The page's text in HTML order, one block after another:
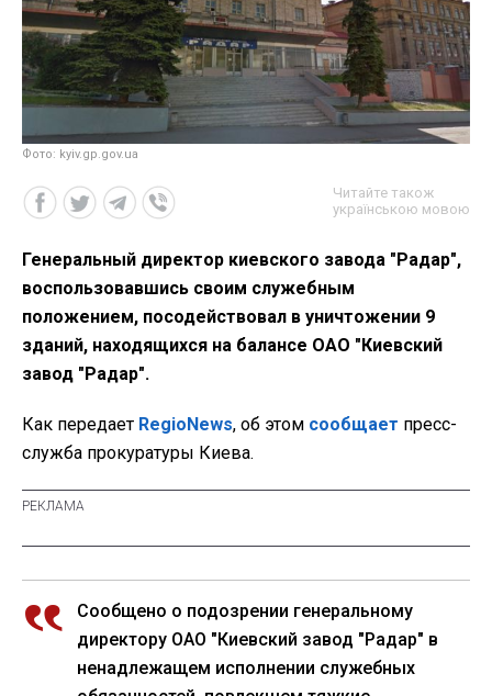
Фото: kyiv.gp.gov.ua
Читайте також
українською мовою
Генеральный директор киевского завода "Радар",
воспользовавшись своим служебным
положением, посодействовал в уничтожении 9
зданий, находящихся на балансе ОАО "Киевский
завод "Радар".
Как передает RegioNews, об этом сообщает пресс-
служба прокуратуры Киева.
Сообщено о подозрении генеральному
директору ОАО "Киевский завод "Радар" в
ненадлежащем исполнении служебных